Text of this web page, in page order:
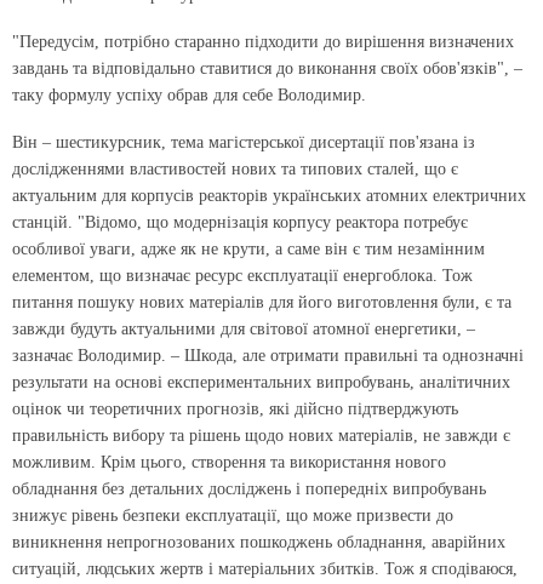
"Передусім, потрібно старанно підходити до вирішення визначених
завдань та відповідально ставитися до виконання своїх обов'язків", –
таку формулу успіху обрав для себе Володимир.
Він – шестикурсник, тема магістерської дисертації пов'язана із
дослідженнями властивостей нових та типових сталей, що є
актуальним для корпусів реакторів українських атомних електричних
станцій. "Відомо, що модернізація корпусу реактора потребує
особливої уваги, адже як не крути, а саме він є тим незамінним
елементом, що визначає ресурс експлуатації енергоблока. Тож
питання пошуку нових матеріалів для його виготовлення були, є та
завжди будуть актуальними для світової атомної енергетики, –
зазначає Володимир. – Шкода, але отримати правильні та однозначні
результати на основі експериментальних випробувань, аналітичних
оцінок чи теоретичних прогнозів, які дійсно підтверджують
правильність вибору та рішень щодо нових матеріалів, не завжди є
можливим. Крім цього, створення та використання нового
обладнання без детальних досліджень і попередніх випробувань
знижує рівень безпеки експлуатації, що може призвести до
виникнення непрогнозованих пошкоджень обладнання, аварійних
ситуацій, людських жертв і матеріальних збитків. Тож я сподіваюся,